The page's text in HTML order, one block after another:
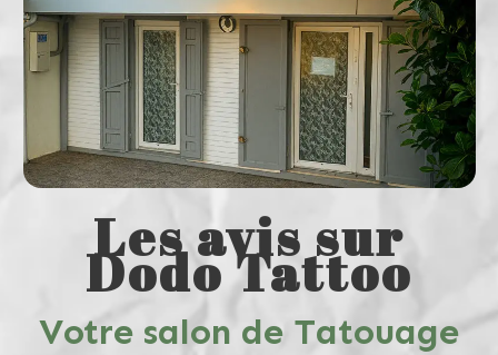
Les avis sur
Dodo Tattoo
Votre salon de Tatouage